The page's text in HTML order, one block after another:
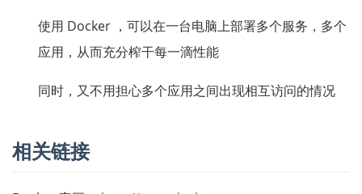
使用 Docker ，可以在一台电脑上部署多个服务，多个
应用，从而充分榨干每一滴性能
同时，又不用担心多个应用之间出现相互访问的情况
相关链接